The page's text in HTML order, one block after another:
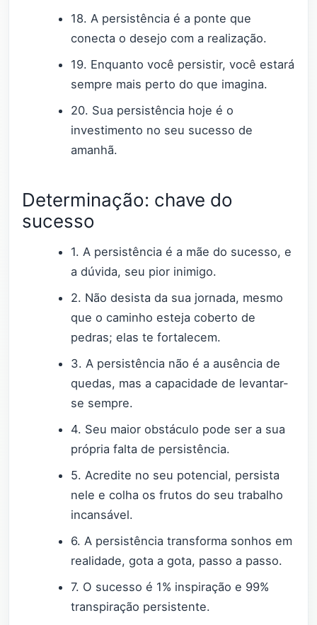
18. A persistência é a ponte que
conecta o desejo com a realização.
19. Enquanto você persistir, você estará
sempre mais perto do que imagina.
20. Sua persistência hoje é o
investimento no seu sucesso de
amanhã.
Determinação: chave do
sucesso
1. A persistência é a mãe do sucesso, e
a dúvida, seu pior inimigo.
2. Não desista da sua jornada, mesmo
que o caminho esteja coberto de
pedras; elas te fortalecem.
3. A persistência não é a ausência de
quedas, mas a capacidade de levantar-
se sempre.
4. Seu maior obstáculo pode ser a sua
própria falta de persistência.
5. Acredite no seu potencial, persista
nele e colha os frutos do seu trabalho
incansável.
6. A persistência transforma sonhos em
realidade, gota a gota, passo a passo.
7. O sucesso é 1% inspiração e 99%
transpiração persistente.